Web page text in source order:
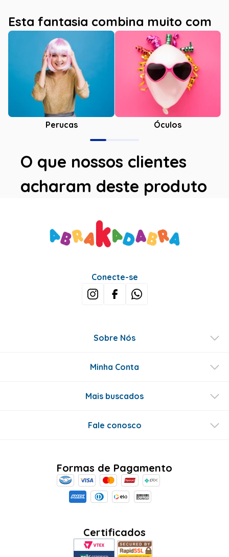
Esta fantasia combina muito com
Perucas Óculos
O que nossos clientes
acharam deste produto
Avaliações
Este produto ainda não tem avaliações
SEJA O PRIMEIRO A AVALIAR
Perguntas & respostas
Este produto ainda não tem perguntas